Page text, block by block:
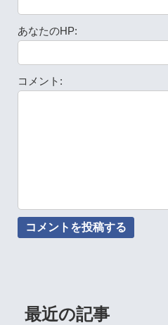
あなたのHP:
コメント:
最近の記事